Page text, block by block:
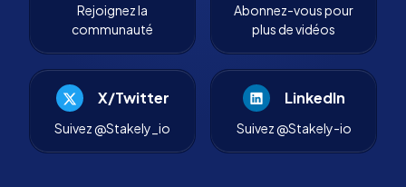
Rejoignez la
communauté
Abonnez-vous pour
plus de vidéos
X/Twitter
Suivez @Stakely_io
LinkedIn
Suivez @Stakely-io